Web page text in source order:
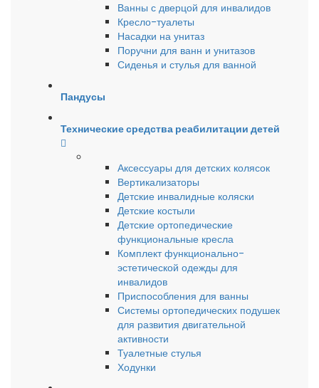
Ванны с дверцой для инвалидов
Кресло-туалеты
Насадки на унитаз
Поручни для ванн и унитазов
Сиденья и стулья для ванной
Пандусы
Технические средства реабилитации детей
Аксессуары для детских колясок
Вертикализаторы
Детские инвалидные коляски
Детские костыли
Детские ортопедические
функциональные кресла
Комплект функционально-
эстетической одежды для
инвалидов
Приспособления для ванны
Системы ортопедических подушек
для развития двигательной
активности
Туалетные стулья
Ходунки